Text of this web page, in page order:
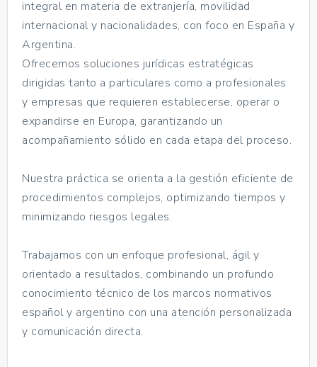
integral en materia de extranjería, movilidad
internacional y nacionalidades, con foco en España y
Argentina.
Ofrecemos soluciones jurídicas estratégicas
dirigidas tanto a particulares como a profesionales
y empresas que requieren establecerse, operar o
expandirse en Europa, garantizando un
acompañamiento sólido en cada etapa del proceso.
Nuestra práctica se orienta a la gestión eficiente de
procedimientos complejos, optimizando tiempos y
minimizando riesgos legales.
Trabajamos con un enfoque profesional, ágil y
orientado a resultados, combinando un profundo
conocimiento técnico de los marcos normativos
español y argentino con una atención personalizada
y comunicación directa.